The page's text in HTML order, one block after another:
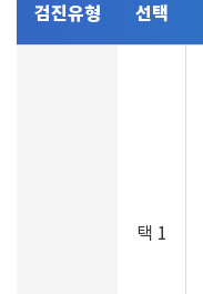
검진유형 선택
택 1